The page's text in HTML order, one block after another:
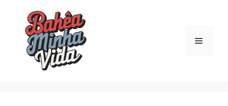
conteúdo
Menu